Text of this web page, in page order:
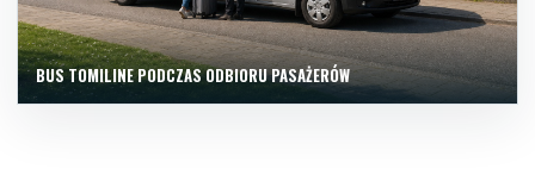
BUS TOMILINE PODCZAS ODBIORU PASAŻERÓW